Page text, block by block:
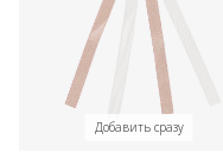
Добавить сразу